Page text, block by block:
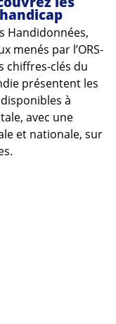
Handidonnées,
menés par l’ORS-
chiffres-clés du
présentent les
à
avec une
et nationale, sur